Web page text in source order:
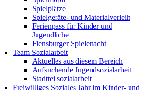
Spielplätze
Spielgeräte- und Materialverleih
Ferienpass für Kinder und
Jugendliche
Flensburger Spielenacht
Team Sozialarbeit
Aktuelles aus diesem Bereich
Aufsuchende Jugendsozialarbeit
Stadtteilsozialarbeit
Freiwilliges Soziales Jahr im Kinder- und